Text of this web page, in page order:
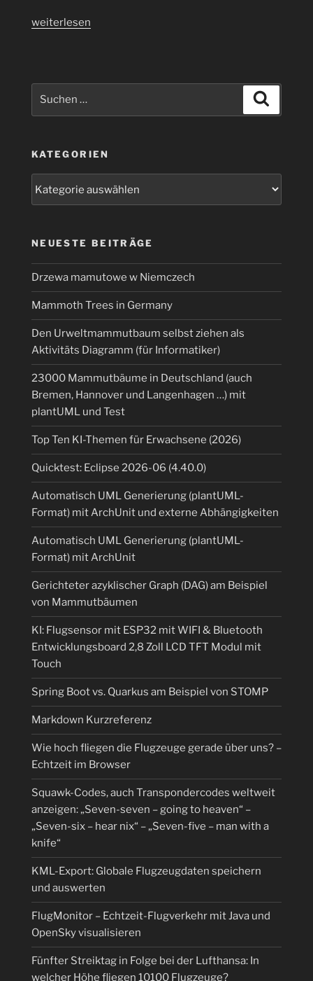
„.gitignore
weiterlesen
KATEGORIEN
NEUESTE BEITRÄGE
Drzewa mamutowe w Niemczech
Mammoth Trees in Germany
Den Urweltmammutbaum selbst ziehen als
Aktivitäts Diagramm (für Informatiker)
23000 Mammutbäume in Deutschland (auch
Bremen, Hannover und Langenhagen …) mit
plantUML und Test
Top Ten KI-Themen für Erwachsene (2026)
Quicktest: Eclipse 2026-06 (4.40.0)
Automatisch UML Generierung (plantUML-
Format) mit ArchUnit und externe Abhängigkeiten
Automatisch UML Generierung (plantUML-
Format) mit ArchUnit
Gerichteter azyklischer Graph (DAG) am Beispiel
von Mammutbäumen
KI: Flugsensor mit ESP32 mit WIFI & Bluetooth
Entwicklungsboard 2,8 Zoll LCD TFT Modul mit
Touch
Spring Boot vs. Quarkus am Beispiel von STOMP
Markdown Kurzreferenz
Wie hoch fliegen die Flugzeuge gerade über uns? –
Echtzeit im Browser
Squawk-Codes, auch Transpondercodes weltweit
anzeigen: „Seven-seven – going to heaven“ –
„Seven-six – hear nix“ – „Seven-five – man with a
knife“
KML-Export: Globale Flugzeugdaten speichern
und auswerten
FlugMonitor – Echtzeit-Flugverkehr mit Java und
OpenSky visualisieren
Fünfter Streiktag in Folge bei der Lufthansa: In
welcher Höhe fliegen 10100 Flugzeuge?